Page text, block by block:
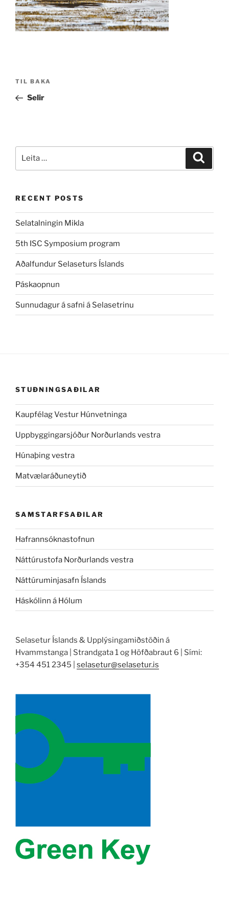
Fyrri
færsla
TIL BAKA
Selir
eftir:
RECENT POSTS
Selatalningin Mikla
5th ISC Symposium program
Aðalfundur Selaseturs Íslands
Páskaopnun
Sunnudagur á safni á Selasetrinu
STUÐNINGSAÐILAR
Kaupfélag Vestur Húnvetninga
Uppbyggingarsjóður Norðurlands vestra
Húnaþing vestra
Matvælaráðuneytið
SAMSTARFSAÐILAR
Hafrannsóknastofnun
Náttúrustofa Norðurlands vestra
Náttúruminjasafn Íslands
Háskólinn á Hólum
Selasetur Íslands & Upplýsingamiðstöðin á
Hvammstanga | Strandgata 1 og Höfðabraut 6 | Sími:
+354 451 2345 | selasetur@selasetur.is